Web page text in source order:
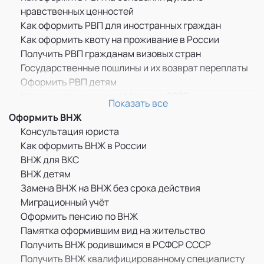
нравственных ценностей
Как оформить РВП для иностранных граждан
Как оформить квоту на проживание в России
Получить РВП гражданам визовых стран
Государственные пошлины и их возврат переплаты
Оформить РВП детям
ММЦ САХАРОВО
Памятка оформившим РВП
Бессрочное пребывание граждан ДНР, ЛНР и
Украины в России
РВП для граждан Казахстана
РВП для граждан Узбекистана
РВП для граждан Украины
Как оформить РВП по браку
Дактилоскопическая регистрация
РВП в целях получения образования
Показать все
Оформить ВНЖ
Консультация юриста
Как оформить ВНЖ в России
ВНЖ для ВКС
ВНЖ детям
Замена ВНЖ на ВНЖ без срока действия
Миграционный учёт
Оформить пенсию по ВНЖ
Памятка оформившим вид на жительство
Получить ВНЖ родившимся в РСФСР СССР
Получить ВНЖ квалифицированному специалисту